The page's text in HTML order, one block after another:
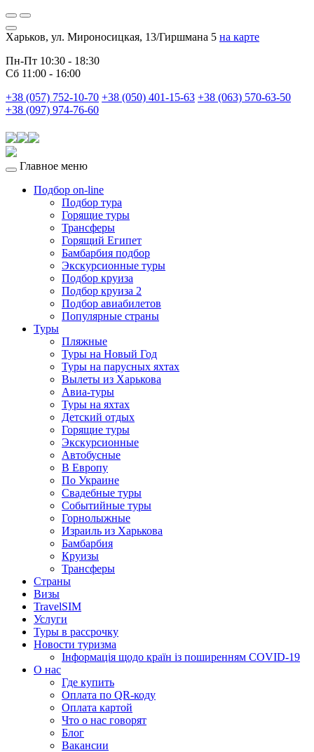
Харьков, ул. Мироносицкая, 13/Гиршмана 5 на карте
Пн-Пт 10:30 - 18:30
Сб 11:00 - 16:00
+38 (057) 752-10-70 +38 (050) 401-15-63 +38 (063) 570-63-50
+38 (097) 974-76-60
Главное меню
Подбор on-line
Подбор тура
Горящие туры
Трансферы
Горящий Египет
Бамбарбия подбор
Экскурсионные туры
Подбор круиза
Подбор круиза 2
Подбор авиабилетов
Популярные страны
Туры
Пляжные
Туры на Новый Год
Туры на парусных яхтах
Вылеты из Харькова
Авиа-туры
Туры на яхтах
Детский отдых
Горящие туры
Экскурсионные
Автобусные
В Европу
По Украине
Свадебные туры
Событийные туры
Горнолыжные
Израиль из Харькова
Бамбарбия
Круизы
Трансферы
Страны
Визы
TravelSIM
Услуги
Туры в рассрочку
Новости туризма
Інформація щодо країн із поширенням COVID-19
О нас
Где купить
Оплата по QR-коду
Оплата картой
Что о нас говорят
Блог
Вакансии